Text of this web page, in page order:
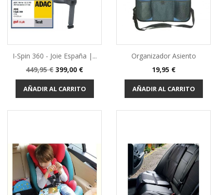
I-Spin 360 - Joie España |...
Precio
base
449,95 € Precio
399,00 €
AÑADIR AL CARRITO
Organizador Asiento
Precio
19,95 €
AÑADIR AL CARRITO